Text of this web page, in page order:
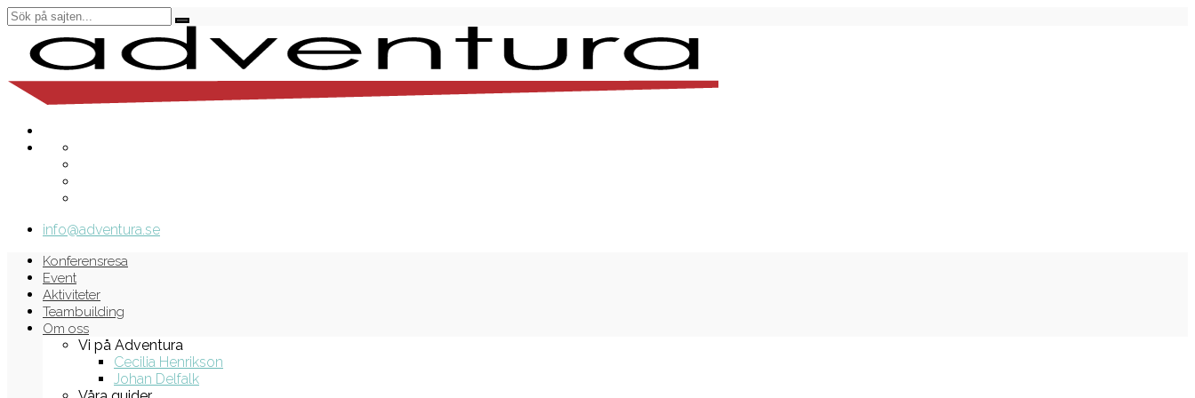
info@adventura.se
Konferensresa
Event
Aktiviteter
Teambuilding
Om oss
Vi på Adventura
Cecilia Henrikson
Johan Delfalk